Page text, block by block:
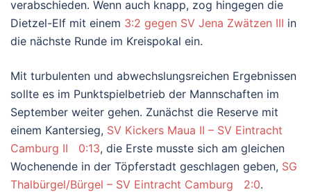
verabschieden. Wenn auch knapp, zog hingegen die
Dietzel-Elf mit einem 3:2 gegen SV Jena Zwätzen III in
die nächste Runde im Kreispokal ein.
Mit turbulenten und abwechslungsreichen Ergebnissen
sollte es im Punktspielbetrieb der Mannschaften im
September weiter gehen. Zunächst die Reserve mit
einem Kantersieg, SV Kickers Maua II – SV Eintracht
Camburg II 0:13, die Erste musste sich am gleichen
Wochenende in der Töpferstadt geschlagen geben, SG
Thalbürgel/Bürgel – SV Eintracht Camburg 2:0.